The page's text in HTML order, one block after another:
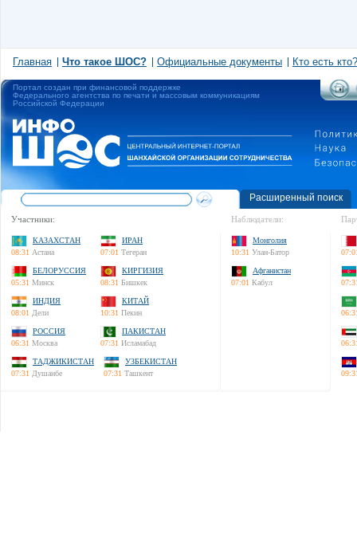
Главная Что такое ШОС? Официальные документы Кто есть кто?
Портал создан при финансовой поддержке
Федерального агентства по печати и массовым коммуникациям
Российской Федерации
Расширенный поиск
Участники:
КАЗАХСТАН
08:31 Астана
ИРАН
07:01 Тегеран
БЕЛОРУССИЯ
05:31 Минск
КИРГИЗИЯ
08:31 Бишкек
ИНДИЯ
08:01 Дели
КИТАЙ
10:31 Пекин
РОССИЯ
06:31 Москва
ПАКИСТАН
07:31 Исламабад
ТАДЖИКИСТАН
07:31 Душанбе
УЗБЕКИСТАН
07:31 Ташкент
Наблюдатели:
Монголия
10:31 Улан-Батор
Афганистан
07:01 Кабул